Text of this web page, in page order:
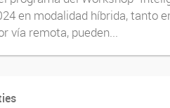
en modalidad híbrida, tanto
vía remota, pueden...